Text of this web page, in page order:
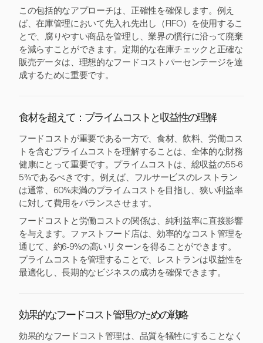
この包括的なアプローチは、正確性を確保します。例え
ば、在庫管理において先入れ先出し（FIFO）を使用するこ
とで、腐りやすい商品を管理し、業界の慣行に沿って廃棄
を減らすことができます。定期的な在庫チェックと正確な
販売データは、理想的なフードコストパーセンテージを達
成するために重要です。
食材を超えて：プライムコストと収益性の理解
フードコストが重要である一方で、食材、飲料、労働コス
トを含むプライムコストを理解することは、全体的な財務
健康にとって重要です。プライムコストは、総収益の55-6
5%であるべきです。例えば、フルサービスのレストラン
は通常、60%未満のプライムコストを目指し、狭い利益率
に対して費用をバランスさせます。
フードコストと労働コストの関係は、純利益率に直接影響
を与えます。ファストフード店は、効率的なコスト管理を
通じて、約6-9%の高いリターンを得ることができます。
プライムコストを管理することで、レストランは収益性を
最適化し、長期的なビジネスの成功を確保できます。
効果的なフードコスト管理のための戦略
効果的なフードコスト管理は、品質を犠牲にすることなく